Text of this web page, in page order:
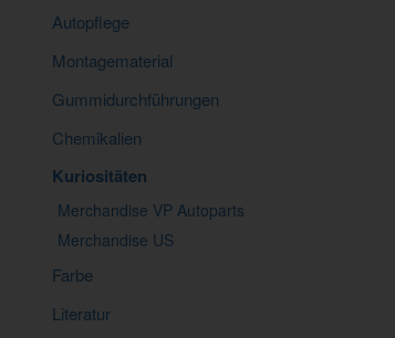
Autopflege
Montagematerial
Gummidurchführungen
Chemikalien
Kuriositäten
Merchandise VP Autoparts
Merchandise US
Farbe
Literatur